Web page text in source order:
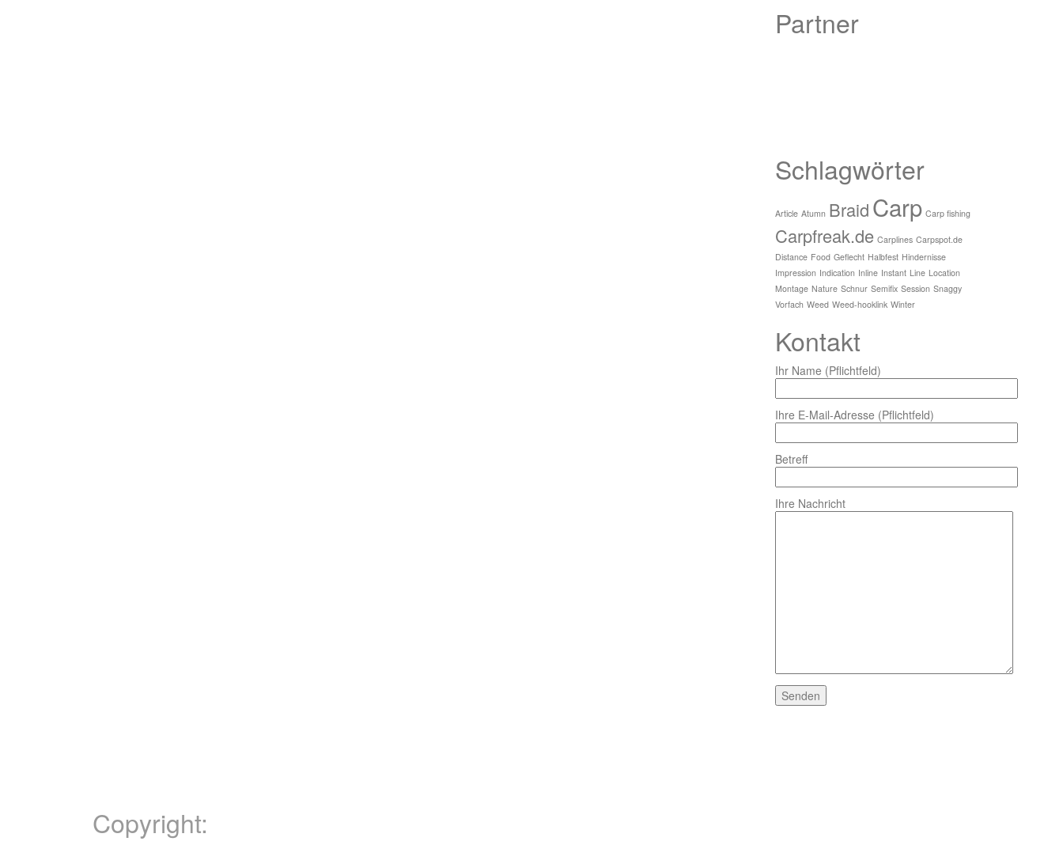
Partner
Schlagwörter
Article Atumn BraidCarp Carp fishing
Carpfreak.de Carplines Carpspot.de
Distance Food Geflecht Halbfest Hindernisse
Impression Indication Inline Instant Line Location
Montage Nature Schnur Semifix Session Snaggy
Vorfach Weed Weed-hooklink Winter
Kontakt
Ihr Name (Pflichtfeld)
Ihre E-Mail-Adresse (Pflichtfeld)
Betreff
Ihre Nachricht
Copyright: